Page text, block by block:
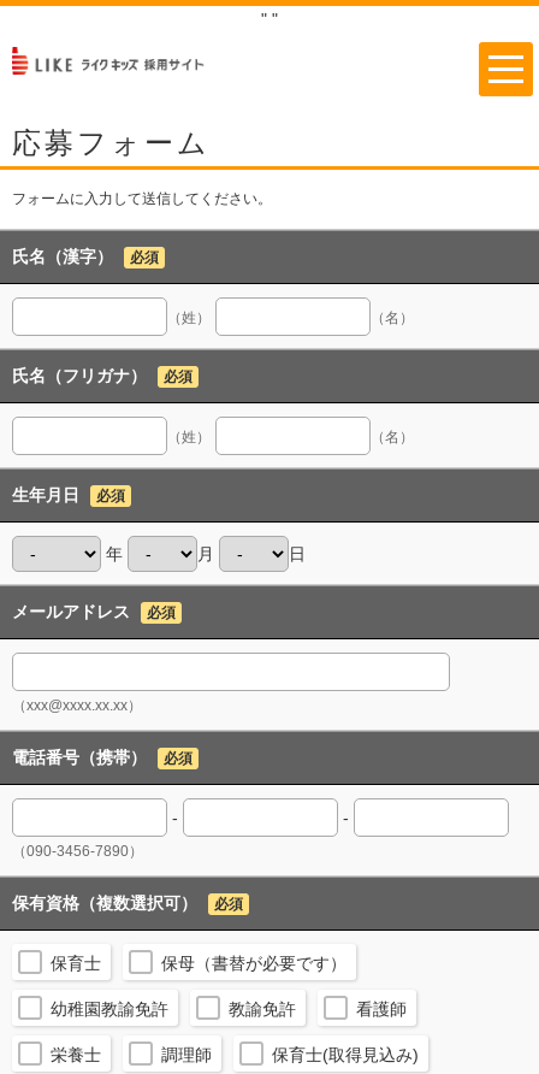
" "
応募フォーム
フォームに入力して送信してください。
氏名（漢字） 必須
（姓） （名）
氏名（フリガナ） 必須
（姓） （名）
生年月日 必須
年 月 日
メールアドレス 必須
（xxx@xxxx.xx.xx）
電話番号（携帯） 必須
- -
（090-3456-7890）
保有資格（複数選択可） 必須
保育士 保母（書替が必要です）
幼稚園教諭免許 教諭免許 看護師
栄養士 調理師 保育士(取得見込み)